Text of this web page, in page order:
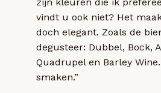
vindt u ook niet? Het
doch elegant. Zoals de
degusteer: Dubbel, Bock,
Quadrupel en Barley
smaken.”